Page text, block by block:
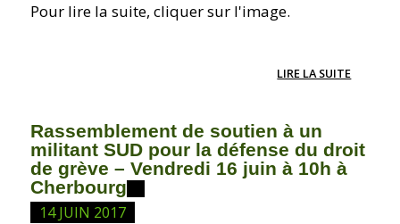
Pour lire la suite, cliquer sur l'image.
LIRE LA SUITE
Rassemblement de soutien à un
militant SUD pour la défense du droit
de grève – Vendredi 16 juin à 10h à
Cherbourg
14 JUIN 2017